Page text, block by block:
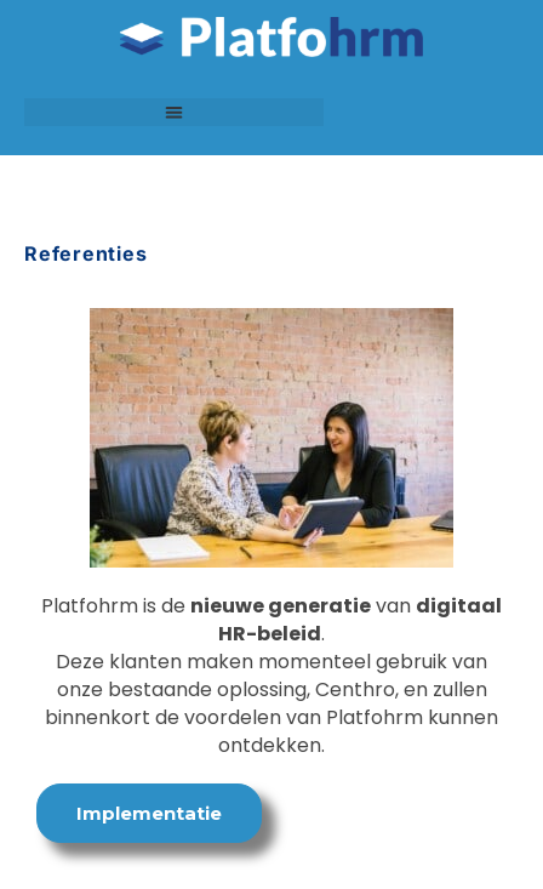
Referenties
Platfohrm is de nieuwe generatievan digitaal
HR-beleid.
Deze klanten maken momenteel gebruik van
onze bestaande oplossing, Centhro, en zullen
binnenkort de voordelen van Platfohrm kunnen
ontdekken.
Implementatie